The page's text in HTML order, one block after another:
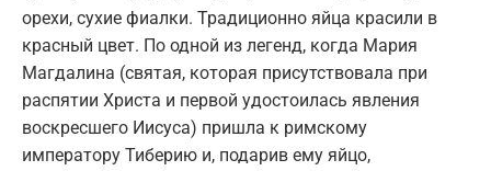
орехи, сухие фиалки. Традиционно яйца красили в
красный цвет. По одной из легенд, когда Мария
Магдалина (святая, которая присутствовала при
распятии Христа и первой удостоилась явления
воскресшего Иисуса) пришла к римскому
императору Тиберию и, подарив ему яйцо,